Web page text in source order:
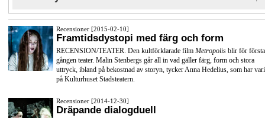
Recensioner [2015-02-10]
Framtidsdystopi med färg och form
RECENSION/TEATER. Den kultförklarade film Metropolis blir för första
gången teater. Malin Stenbergs går all in vad gäller färg, form och stora
uttryck, ibland på bekostnad av storyn, tycker Anna Hedelius, som har
på Kulturhuset Stadsteatern.
Recensioner [2014-12-30]
Dräpande dialogduell